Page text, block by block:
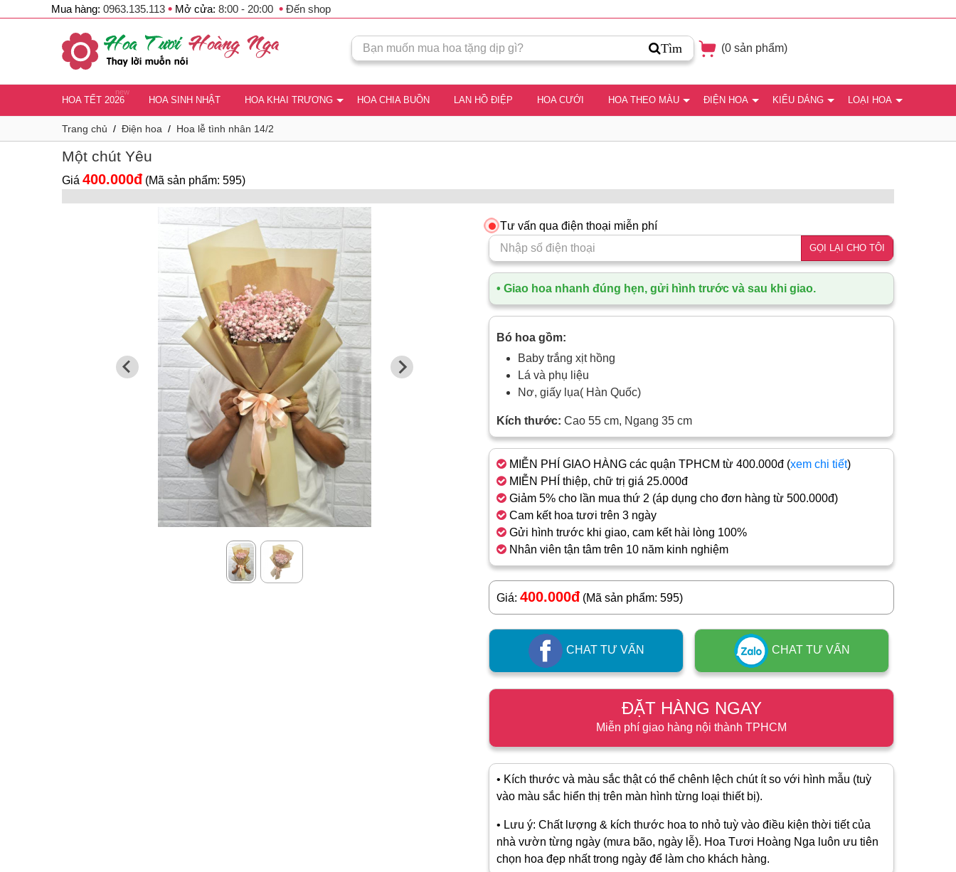
Mua hàng: 0963.135.113 • Mở cửa: 8:00 - 20:00 • Đến shop
Tìm (0 sản phẩm)
new
HOA TẾT 2026 HOA SINH NHẬT HOA KHAI TRƯƠNG HOA CHIA BUỒN LAN HỒ ĐIỆP HOA CƯỚI HOA THEO MÀU ĐIỆN HOA KIỂU DÁNG LOẠI HOA
Trang chủ / Điện hoa / Hoa lễ tình nhân 14/2
Một chút Yêu
Giá 400.000đ (Mã sản phẩm: 595)
Tư vấn qua điện thoại miễn phí
GỌI LẠI CHO TÔI
• Giao hoa nhanh đúng hẹn, gửi hình trước và sau khi giao.
Bó hoa gồm:
Baby trắng xịt hồng
Lá và phụ liệu
Nơ, giấy lụa( Hàn Quốc)
Kích thước: Cao 55 cm, Ngang 35 cm
MIỄN PHÍ GIAO HÀNG các quận TPHCM từ 400.000đ (xem chi tiết)
MIỄN PHÍ thiệp, chữ trị giá 25.000đ
Giảm 5% cho lần mua thứ 2 (áp dụng cho đơn hàng từ 500.000đ)
Cam kết hoa tươi trên 3 ngày
Gửi hình trước khi giao, cam kết hài lòng 100%
Nhân viên tận tâm trên 10 năm kinh nghiệm
Giá: 400.000đ (Mã sản phẩm: 595)
CHAT TƯ VẤN CHAT TƯ VẤN
ĐẶT HÀNG NGAY
Miễn phí giao hàng nội thành TPHCM
• Kích thước và màu sắc thật có thể chênh lệch chút ít so với hình mẫu (tuỳ
vào màu sắc hiển thị trên màn hình từng loại thiết bị).
• Lưu ý: Chất lượng & kích thước hoa to nhỏ tuỳ vào điều kiện thời tiết của
nhà vườn từng ngày (mưa bão, ngày lễ). Hoa Tươi Hoàng Nga luôn ưu tiên
chọn hoa đẹp nhất trong ngày để làm cho khách hàng.